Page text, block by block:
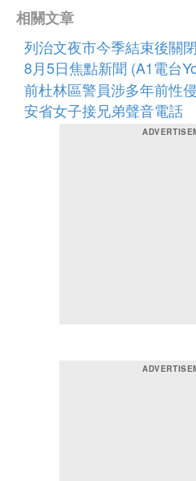
相關文章
列治文夜市今季結束後關
8月5日焦點新聞 (A1電台
前杜林區警員涉多年前性
安省女子接兄弟聲音電話